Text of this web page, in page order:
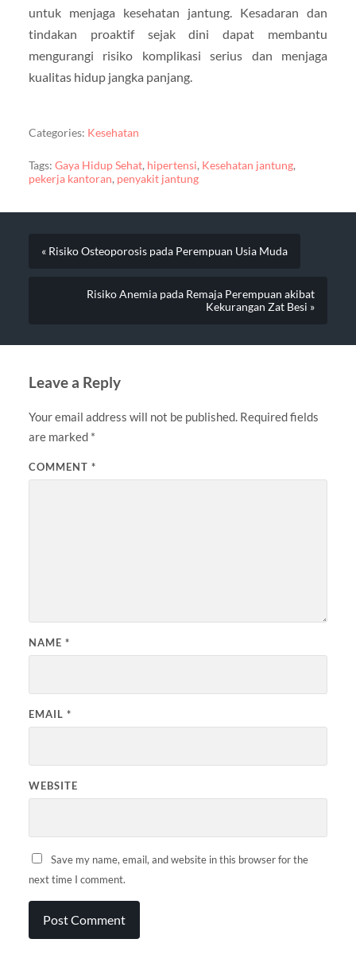
untuk menjaga kesehatan jantung. Kesadaran dan
tindakan proaktif sejak dini dapat membantu
mengurangi risiko komplikasi serius dan menjaga
kualitas hidup jangka panjang.
Categories: Kesehatan
Tags: Gaya Hidup Sehat, hipertensi, Kesehatan jantung,
pekerja kantoran, penyakit jantung
« Risiko Osteoporosis pada Perempuan Usia Muda
Risiko Anemia pada Remaja Perempuan akibat
Kekurangan Zat Besi »
Leave a Reply
Your email address will not be published. Required fields
are marked *
COMMENT *
NAME *
EMAIL *
WEBSITE
Save my name, email, and website in this browser for the
next time I comment.